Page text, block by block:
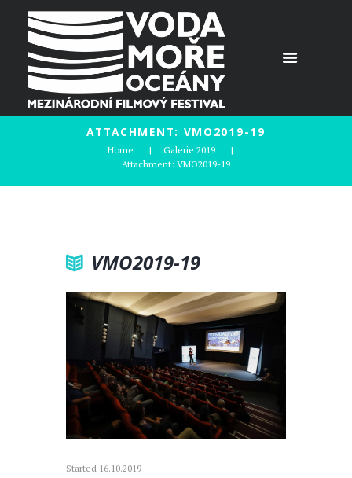
ATTACHMENT: VMO2019-19
Home
Galerie 2019
Attachment: VMO2019-19
VMO2019-19
Started 16.10.2019